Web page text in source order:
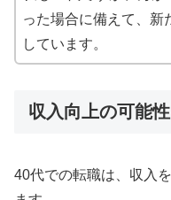
った場合に備えて、新
しています。
収入向上の可能
40代での転職は、収入